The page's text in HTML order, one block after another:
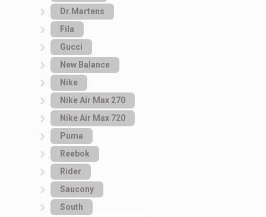
Dr.Martens
Fila
Gucci
New Balance
Nike
Nike Air Max 270
Nike Air Max 720
Puma
Reebok
Rider
Saucony
South